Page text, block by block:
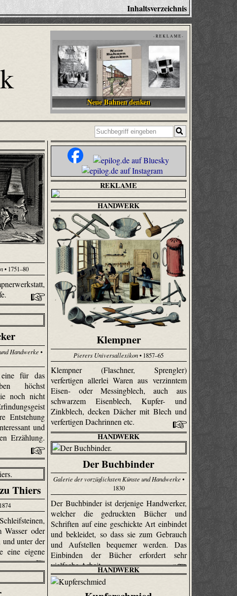
Inhaltsverzeichnis
- R E K L A M E -
Neue Bahnen denken
• 1751–80
REKLAME
HANDWERK
Klempner
Pierers Universallexikon• 1857–65
Klempner (Flaschner, Sprengler)
verfertigen allerlei Waren aus verzinntem
Eisen- oder Messingblech, auch aus
schwarzem Eisenblech, Kupfer- und
Zinkblech, decken Dächer mit Blech und
verfertigen Dachrinnen etc.
Handwerke•
für das
höchst
noch nicht
Entstehung
und
Erzählung.
HANDWERK
Der Buchbinder
Galerie der vorzüglichsten Künste und Handwerke•
1830
Der Buchbinder ist derjenige Handwerker,
welcher die gedruckten Bücher und
Schriften auf eine geschickte Art einbindet
und bekleidet, so dass sie zum Gebrauch
und Aufstellen bequemer werden. Das
Einbinden der Bücher erfordert sehr
vielfache Arbeit.
Thiers
oder
unter der
eine eigene
HANDWERK